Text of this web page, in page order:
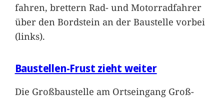
fahren, brettern Rad- und Motorradfahrer
über den Bordstein an der Baustelle vorbei
(links).
Baustellen-Frust zieht weiter
Die Großbaustelle am Ortseingang Groß-